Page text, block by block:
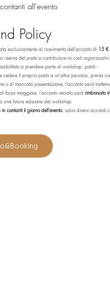
all'evento
Policy
esclusivamente al ricevimento dell'acconto di 15 €
riserva del posto e contribuisce ai costi organizzativi
a prendere parte al workshop, potrà:
cedere il proprio posto a un'altra persona, previa
o di mancata presentazione, l'acconto sarà
forza maggiore, l'acconto versato sarà rimborsato
una futura edizione del workshop.
in contanti il giorno dell'evento, salvo diversi accordi